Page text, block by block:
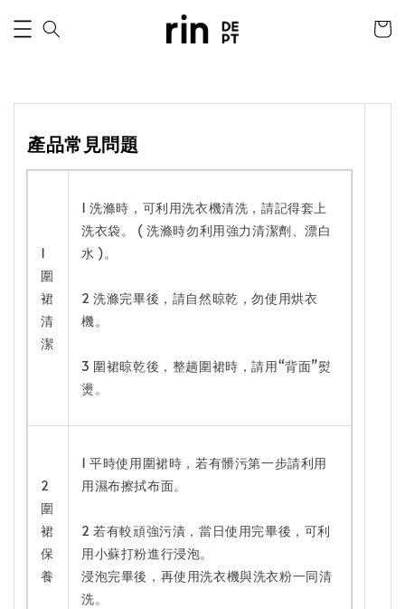
產品常見問題
1
圍
裙
清
潔
1 洗滌時，可利用洗衣機清洗，請記得套上
洗衣袋。 ( 洗滌時勿利用強力清潔劑、漂白
水 )。
2 洗滌完畢後，請自然晾乾，勿使用烘衣
機。
3 圍裙晾乾後，整趟圍裙時，請用“背面”熨
燙。
2
圍
裙
保
養
1 平時使用圍裙時，若有髒污第一步請利用
用濕布擦拭布面。
2 若有較頑強污漬，當日使用完畢後，可利
用小蘇打粉進行浸泡。
浸泡完畢後，再使用洗衣機與洗衣粉一同清
洗。